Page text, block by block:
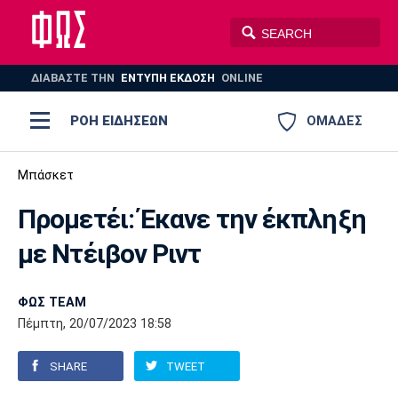
ΔΙΑΒΑΣΤΕ THN ΕΝΤΥΠΗ ΕΚΔΟΣΗ ONLINE
ΟΜΑΔΕΣ
ΡΟΗ ΕΙΔΗΣΕΩΝ
ΠΟΔΟΣΦΑΙΡΟ
AUTO-MOTO
Ποδόσφαιρο
Super League 1
Super League 2
Γ Εθνική
Ελλάδα
Μπάσκετ
Ελλάδα
Εθνική
EuroLeague
Ολυμπιακοί Αγώνες
Βόλεϊ
Πόλο
Ολυμπιακός ΑΕΚ
Παναθηναϊκός Ατρόμητος
Μπάσκετ
Προμετέι: Έκανε την έκπληξη
με Ντέιβον Ριντ
ΦΩΣ TEAM
Πέμπτη, 20/07/2023 18:58
SHARE TWEET